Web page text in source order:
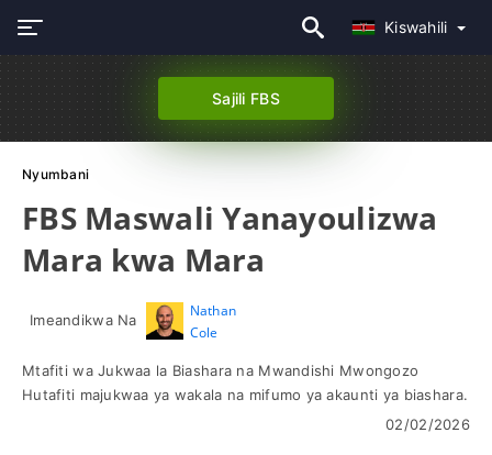
Kiswahili
Sajili FBS
Nyumbani
FBS Maswali Yanayoulizwa
Mara kwa Mara
Imeandikwa Na
Nathan
Cole
Mtafiti wa Jukwaa la Biashara na Mwandishi Mwongozo
Hutafiti majukwaa ya wakala na mifumo ya akaunti ya biashara.
02/02/2026